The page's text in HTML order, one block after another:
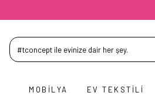
MOBILYA EV TEKSTILI